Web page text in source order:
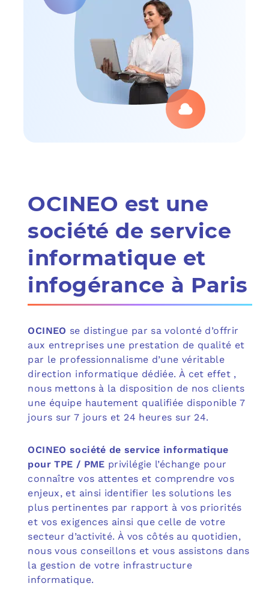
OCINEO est une
société de service
informatique et
infogérance à Paris
OCINEO se distingue par sa volonté d’offrir
aux entreprises une prestation de qualité et
par le professionnalisme d’une véritable
direction informatique dédiée. À cet effet ,
nous mettons à la disposition de nos clients
une équipe hautement qualifiée disponible 7
jours sur 7 jours et 24 heures sur 24.
OCINEO société de service informatique
pour TPE / PME privilégie l’échange pour
connaître vos attentes et comprendre vos
enjeux, et ainsi identifier les solutions les
plus pertinentes par rapport à vos priorités
et vos exigences ainsi que celle de votre
secteur d’activité. À vos côtés au quotidien,
nous vous conseillons et vous assistons dans
la gestion de votre infrastructure
informatique.